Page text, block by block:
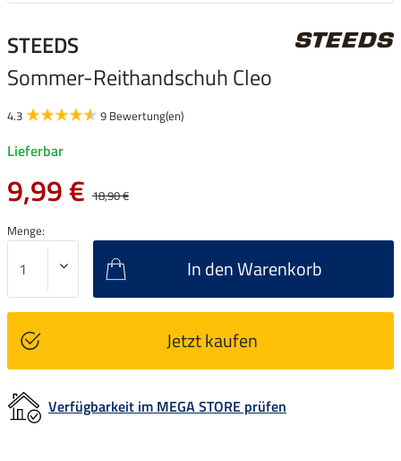
STEEDS
Sommer-Reithandschuh Cleo
4.3 9 Bewertung(en)
Lieferbar
9,99 € 18,90 €
Menge:
In den Warenkorb
Jetzt kaufen
Verfügbarkeit im MEGA STORE prüfen